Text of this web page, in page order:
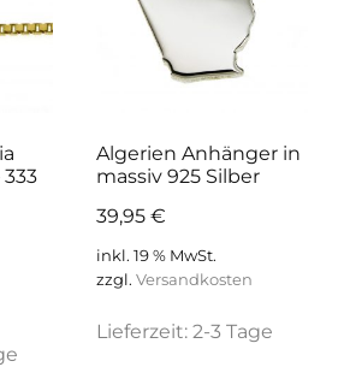
Algerien Anhänger in
massiv 925 Silber
39,95€
inkl. 19 % MwSt.
zzgl.Versandkosten
Lieferzeit:2-3 Tage